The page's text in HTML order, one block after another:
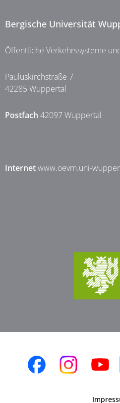
Bergische Universität
Öffentliche Verkehrssysteme
Pauluskirchstraße 7
42285 Wuppertal
Postfach 42097 Wuppertal
Internetwww.oevm.uni-